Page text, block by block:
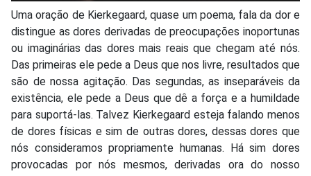
Uma oração de Kierkegaard, quase um poema, fala da dor e
distingue as dores derivadas de preocupações inoportunas
ou imaginárias das dores mais reais que chegam até nós.
Das primeiras ele pede a Deus que nos livre, resultados que
são de nossa agitação. Das segundas, as inseparáveis da
existência, ele pede a Deus que dê a força e a humildade
para suportá-las. Talvez Kierkegaard esteja falando menos
de dores físicas e sim de outras dores, dessas dores que
nós consideramos propriamente humanas. Há sim dores
provocadas por nós mesmos, derivadas ora do nosso